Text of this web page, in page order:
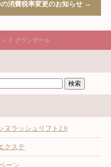
の消費税率変更のお知らせ →
ド グランデール
ラッシュリフト2.0
クステ
ーン